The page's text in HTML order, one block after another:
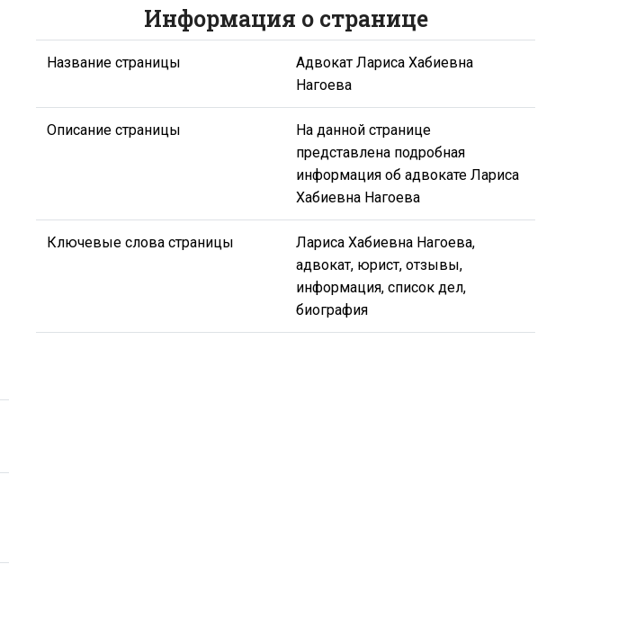
Информация о странице
Название страницы
Адвокат Лариса Хабиевна
Нагоева
Описание страницы
На данной странице
представлена подробная
информация об адвокате Лариса
Хабиевна Нагоева
Ключевые слова страницы
Лариса Хабиевна Нагоева,
адвокат, юрист, отзывы,
информация, список дел,
биография